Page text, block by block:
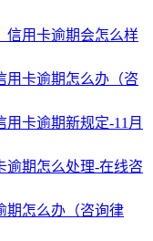
信用卡逾期会怎么样
用卡逾期怎么办（咨
卡逾期新规定-11月
逾期怎么处理-在线咨
期怎么办（咨询律